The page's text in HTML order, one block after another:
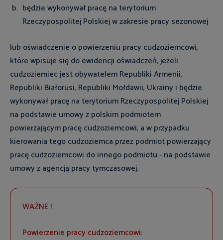
będzie wykonywał pracę na terytorium
Rzeczypospolitej Polskiej w zakresie pracy sezonowej
lub oświadczenie o powierzeniu pracy cudzoziemcowi,
które wpisuje się do ewidencji oświadczeń, jeżeli
cudzoziemiec jest obywatelem Republiki Armenii,
Republiki Białorusi, Republiki Mołdawii, Ukrainy i będzie
wykonywał pracę na terytorium Rzeczypospolitej Polskiej
na podstawie umowy z polskim podmiotem
powierzającym pracę cudzoziemcowi, a w przypadku
kierowania tego cudzoziemca przez podmiot powierzający
pracę cudzoziemcowi do innego podmiotu - na podstawie
umowy z agencją pracy tymczasowej.
WAŻNE !
Powierzenie pracy cudzoziemcowi: